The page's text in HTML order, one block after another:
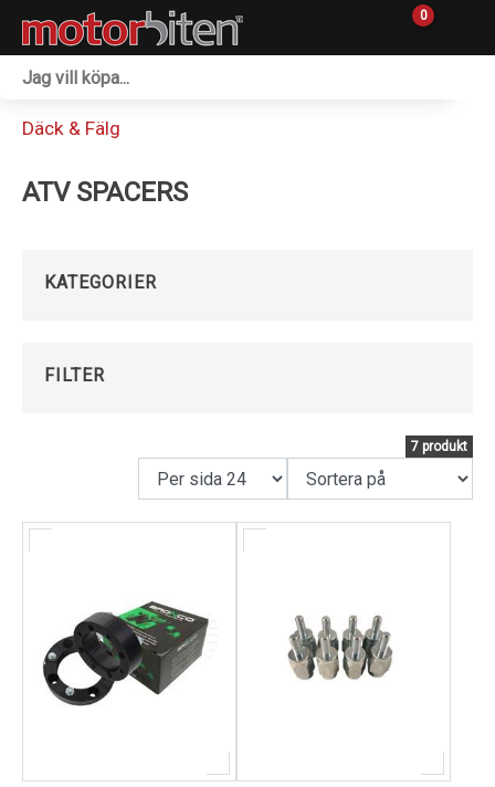
0
Kundservice
Däck & Fälg
ATV SPACERS
KATEGORIER
FILTER
7 produkt